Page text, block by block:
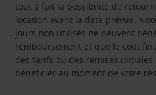
tout à fait la possibilité de
location avant la date prévue.
jours non utilisés ne peuvent
remboursement et que le coût
des tarifs ou des remises initiales
bénéficier au moment de votre